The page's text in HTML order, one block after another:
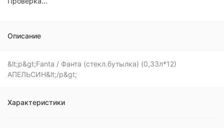
Описание
&lt;p&gt;Fanta / Фанта (стекл.бутылка) (0,33л*12)
АПЕЛЬСИН&lt;/p&gt;
Характеристики